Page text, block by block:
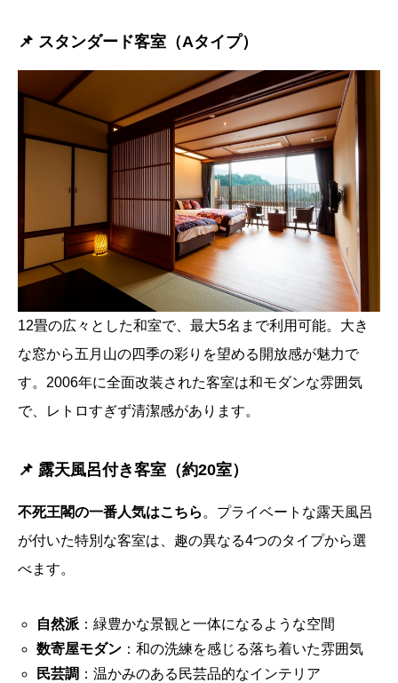
📌 スタンダード客室（Aタイプ）
12畳の広々とした和室で、最大5名まで利用可能。大き
な窓から五月山の四季の彩りを望める開放感が魅力で
す。2006年に全面改装された客室は和モダンな雰囲気
で、レトロすぎず清潔感があります。
📌 露天風呂付き客室（約20室）
不死王閣の一番人気はこちら 。プライベートな露天風呂
が付いた特別な客室は、趣の異なる4つのタイプから選
べます。
自然派：緑豊かな景観と一体になるような空間
数寄屋モダン：和の洗練を感じる落ち着いた雰囲気
民芸調 ：温かみのある民芸品的なインテリア